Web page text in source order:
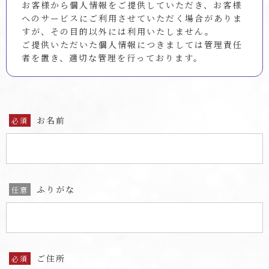
お客様から個人情報をご提供していただき、お客様
へのサービスにご利用させていただく場合がありま
すが、その目的以外には利用いたしません。
ご提供いただいた個人情報につきましては管理責任
者を置き、適切な管理を行っております。
必須 お名前
任意 ふりがな
必須 ご住所